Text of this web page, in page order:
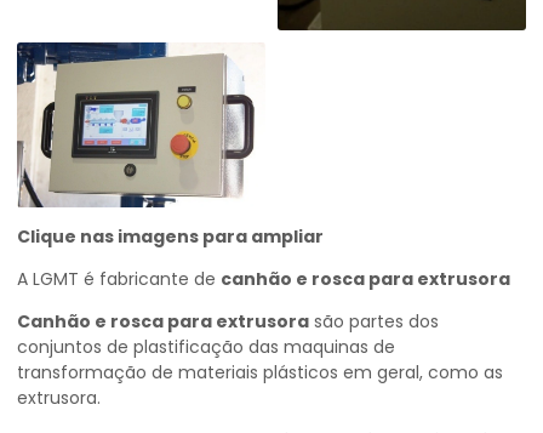
Clique nas imagens para ampliar
A LGMT é fabricante de canhão e rosca para extrusora
Canhão e rosca para extrusora são partes dos
conjuntos de plastificação das maquinas de
transformação de materiais plásticos em geral, como as
extrusora.